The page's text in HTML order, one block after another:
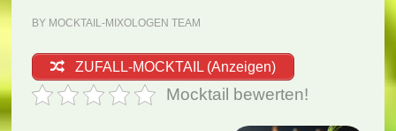
BY MOCKTAIL-MIXOLOGEN TEAM
ZUFALL-MOCKTAIL (Anzeigen)
Mocktail bewerten!